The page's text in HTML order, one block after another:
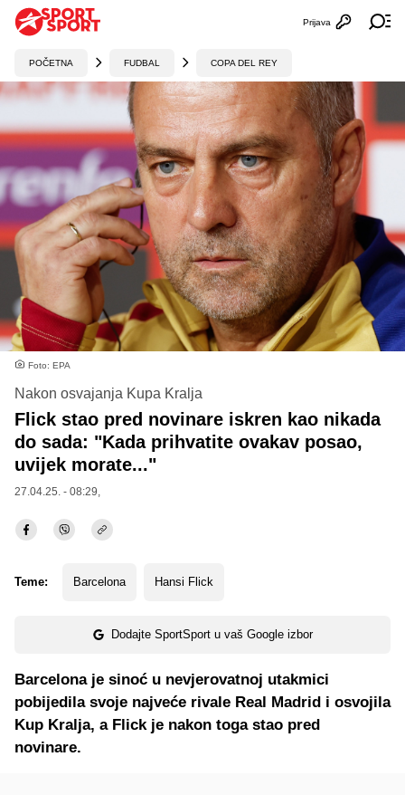
Otvori
Prijava
POČETNA FUDBAL COPA DEL REY
Foto: EPA
Nakon osvajanja Kupa Kralja
Flick stao pred novinare iskren kao nikada
do sada: "Kada prihvatite ovakav posao,
uvijek morate..."
27.04.25. - 08:29,
Teme: Barcelona Hansi Flick
Dodajte SportSport u vaš Google izbor
Barcelona je sinoć u nevjerovatnoj utakmici
pobijedila svoje najveće rivale Real Madrid i osvojila
Kup Kralja, a Flick je nakon toga stao pred
novinare.